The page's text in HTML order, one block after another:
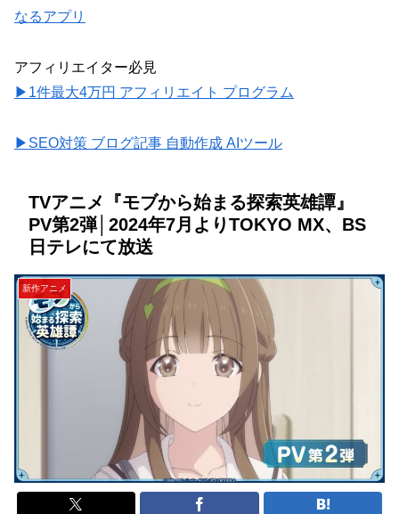
なるアプリ
アフィリエイター必見
▶1件最大4万円 アフィリエイト プログラム
▶SEO対策 ブログ記事 自動作成 AIツール
TVアニメ『モブから始まる探索英雄譚』
PV第2弾│2024年7月よりTOKYO MX、BS
日テレにて放送
新作アニメ